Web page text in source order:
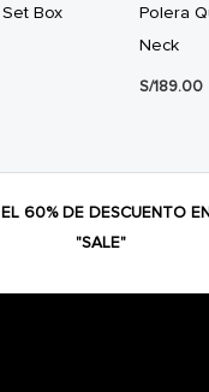
Box
Polera
Neck
S/189.00
60% DE DESCUENTO
"SALE"